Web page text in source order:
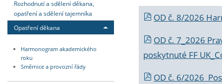
Rozhodnutí a sdělení děkana,
opatření a sdělení tajemníka
Opatření děkana
Harmonogram akademického
roku
Směrnice a provozní řády
OD č. 8/2026
OD č. 7_2026
poskytnuté FF
OD č. 6/2026